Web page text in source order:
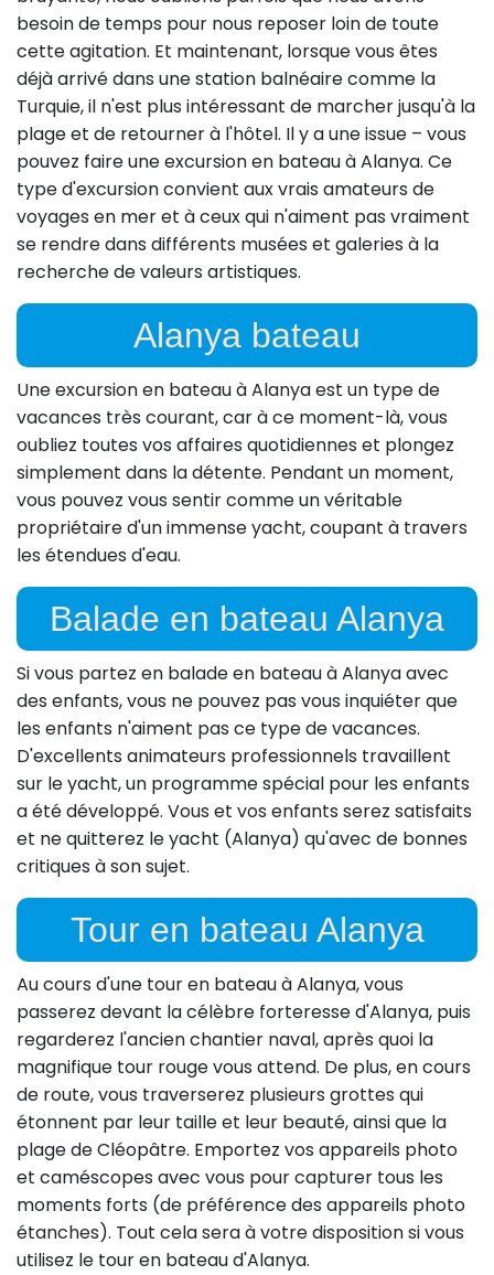
besoin de temps pour nous reposer loin de toute
cette agitation. Et maintenant, lorsque vous êtes
déjà arrivé dans une station balnéaire comme la
Turquie, il n'est plus intéressant de marcher jusqu'à la
plage et de retourner à l'hôtel. Il y a une issue – vous
pouvez faire une excursion en bateau à Alanya. Ce
type d'excursion convient aux vrais amateurs de
voyages en mer et à ceux qui n'aiment pas vraiment
se rendre dans différents musées et galeries à la
recherche de valeurs artistiques.
Alanya bateau
Une excursion en bateau à Alanya est un type de
vacances très courant, car à ce moment-là, vous
oubliez toutes vos affaires quotidiennes et plongez
simplement dans la détente. Pendant un moment,
vous pouvez vous sentir comme un véritable
propriétaire d'un immense yacht, coupant à travers
les étendues d'eau.
Balade en bateau Alanya
Si vous partez en balade en bateau à Alanya avec
des enfants, vous ne pouvez pas vous inquiéter que
les enfants n'aiment pas ce type de vacances.
D'excellents animateurs professionnels travaillent
sur le yacht, un programme spécial pour les enfants
a été développé. Vous et vos enfants serez satisfaits
et ne quitterez le yacht (Alanya) qu'avec de bonnes
critiques à son sujet.
Tour en bateau Alanya
Au cours d'une tour en bateau à Alanya, vous
passerez devant la célèbre forteresse d'Alanya, puis
regarderez l'ancien chantier naval, après quoi la
magnifique tour rouge vous attend. De plus, en cours
de route, vous traverserez plusieurs grottes qui
étonnent par leur taille et leur beauté, ainsi que la
plage de Cléopâtre. Emportez vos appareils photo
et caméscopes avec vous pour capturer tous les
moments forts (de préférence des appareils photo
étanches). Tout cela sera à votre disposition si vous
utilisez le tour en bateau d'Alanya.